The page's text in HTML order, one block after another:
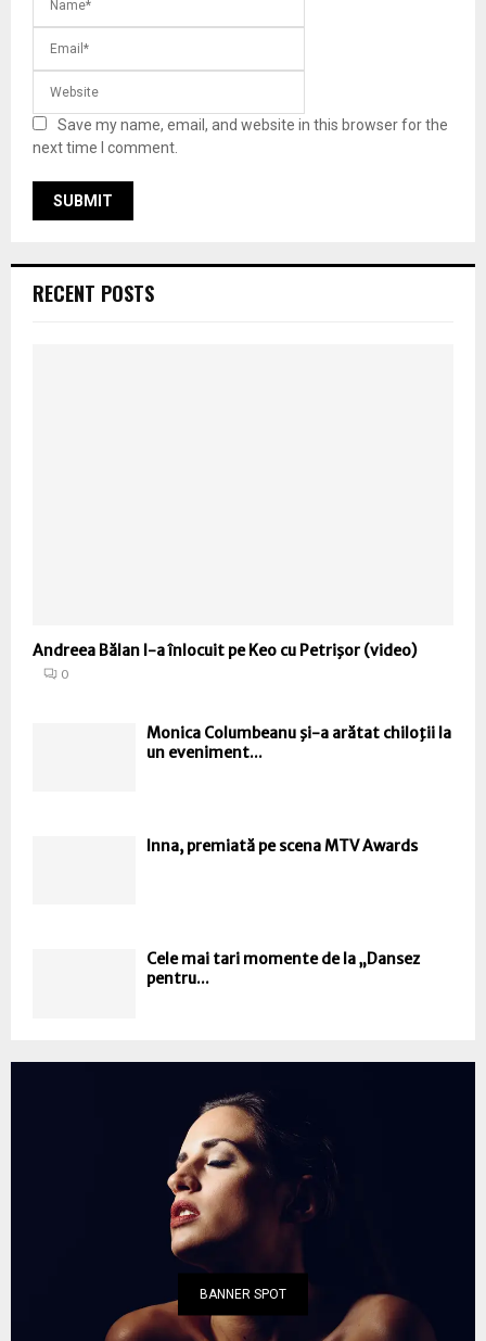
Save my name, email, and website in this browser for the
next time I comment.
RECENT POSTS
Andreea Bălan l-a înlocuit pe Keo cu Petrişor (video)
0
Monica Columbeanu şi-a arătat chiloţii la
un eveniment...
Inna, premiată pe scena MTV Awards
Cele mai tari momente de la „Dansez
pentru...
BANNER SPOT